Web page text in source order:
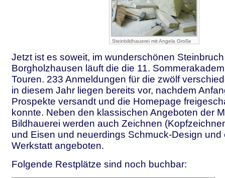
Steinbildhauerei mit Angela Große
Jetzt ist es soweit, im wunderschönen
Borgholzhausen läuft die die 11.
Touren. 233 Anmeldungen für die zwölf
in diesem Jahr liegen bereits vor, nachdem
Prospekte versandt und die Homepage
konnte. Neben den klassischen Angeboten der
Bildhauerei werden auch Zeichnen
und Eisen und neuerdings Schmuck-Design und
Werkstatt angeboten.
Folgende Restplätze sind noch buchbar: